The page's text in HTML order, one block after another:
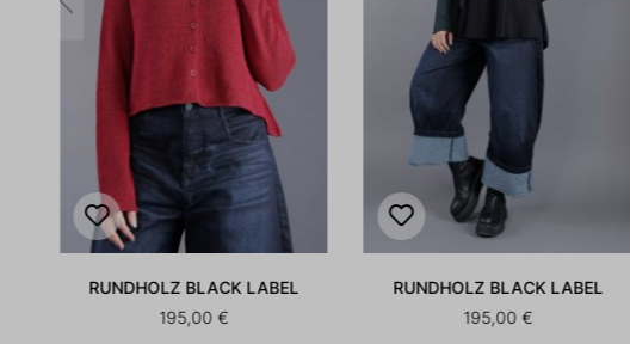
RUNDHOLZ BLACK LABEL
195,00 €
RUNDHOLZ BLACK LABEL
195,00 €